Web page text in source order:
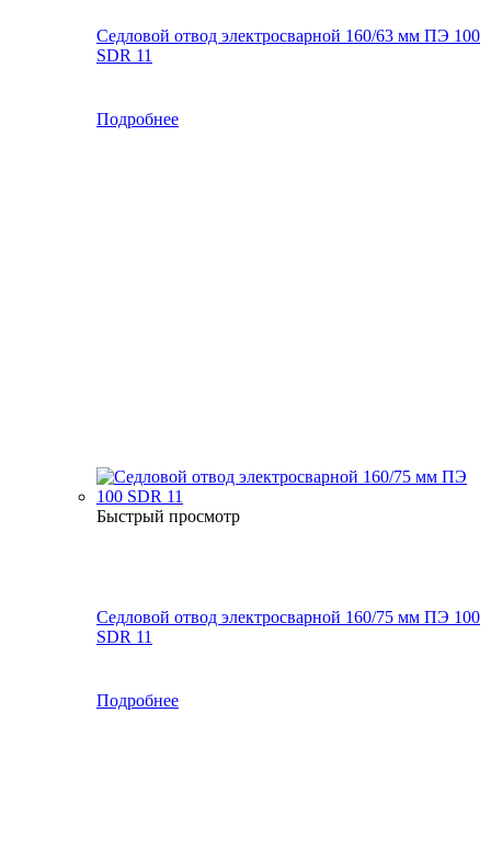
Седловой отвод электросварной 160/63 мм ПЭ 100
SDR 11
Подробнее
Быстрый просмотр
Седловой отвод электросварной 160/75 мм ПЭ 100
SDR 11
Подробнее